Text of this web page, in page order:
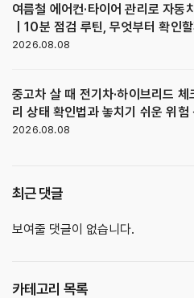
여름철 에어컨·타이어 관리로 자동
｜10분 점검 루틴, 무엇부터 확인
2026.08.08
중고차 살 때 전기차·하이브리드 체
리 상태 확인법과 놓치기 쉬운 위험
2026.08.08
최근 댓글
보여줄 댓글이 없습니다.
카테고리 목록